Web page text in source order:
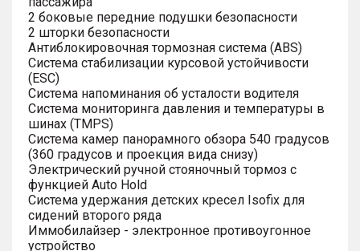
2 боковые передние подушки безопасности
2 шторки безопасности
Антиблокировочная тормозная система (ABS)
Система стабилизации курсовой устойчивости
(ESC)
Система напоминания об усталости водителя
Система мониторинга давления и температуры в
шинах (TMPS)
Система камер панорамного обзора 540 градусов
(360 градусов и проекция вида снизу)
Электрический ручной стояночный тормоз с
функцией Auto Hold
Система удержания детских кресел Isofix для
сидений второго ряда
Иммобилайзер - электронное противоугонное
устройство